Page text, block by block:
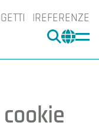
REFERENZE
CERCA